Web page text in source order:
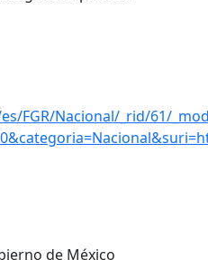
FGR/Nacional/_rid/61/